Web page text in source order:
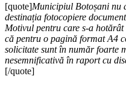
[quote]Municipiul Botoșani nu
destinația fotocopiere
Motivul pentru care s-a hotărât
că pentru o pagină format A4
solicitate sunt în număr foarte
nesemnificativă în raport cu
[/quote]